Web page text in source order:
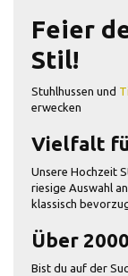
Feier
Stil!
Stuhlhussen und
erwecken
Vielfalt
Unsere Hochzeit
riesige Auswahl
klassisch
Über
Bist du auf der